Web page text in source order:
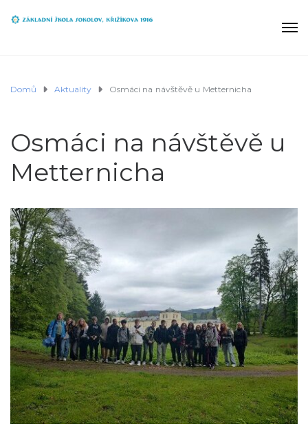
Domů Aktuality Osmáci na návštěvě u Metternicha
Osmáci na návštěvě u
Metternicha